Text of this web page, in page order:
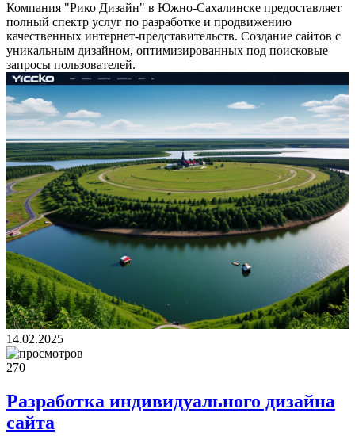
Компания "Рико Дизайн" в Южно-Сахалинске предоставляет
полный спектр услуг по разработке и продвижению
качественных интернет-представительств. Создание сайтов с
уникальным дизайном, оптимизированных под поисковые
запросы пользователей.
14.02.2025
270
Разработка индивидуального дизайна
сайта